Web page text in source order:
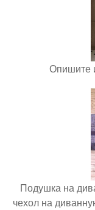
Опишите
Подушка на
чехол на